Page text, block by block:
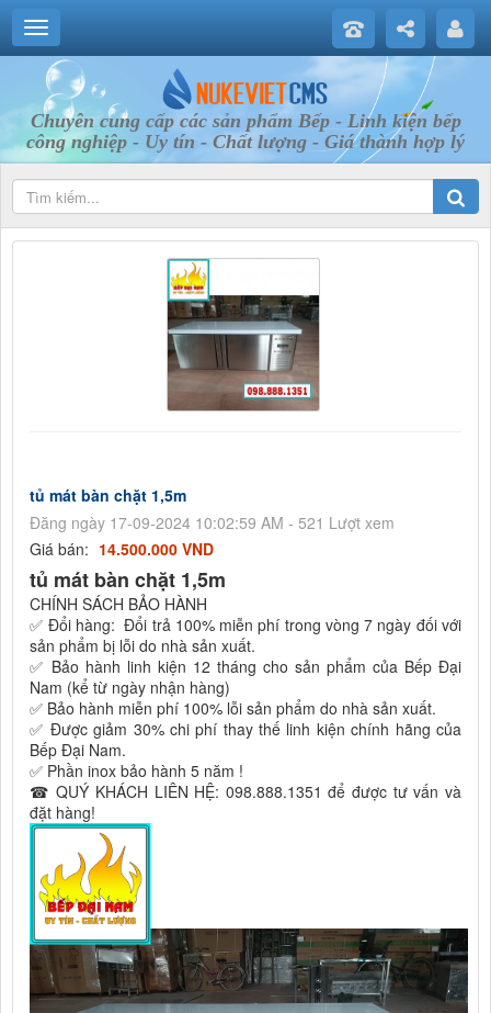
Chuyên cung cấp các sản phẩm Bếp - Linh kiện bếp
công nghiệp - Uy tín - Chất lượng - Giá thành hợp lý
tủ mát bàn chặt 1,5m
Đăng ngày 17-09-2024 10:02:59 AM - 521 Lượt xem
Giá bán: 14.500.000 VND
tủ mát bàn chặt 1,5m
CHÍNH SÁCH BẢO HÀNH
✅ Đổi hàng: Đổi trả 100% miễn phí trong vòng 7 ngày đối với
sản phẩm bị lỗi do nhà sản xuất.
✅ Bảo hành linh kiện 12 tháng cho sản phẩm của Bếp Đại
Nam (kể từ ngày nhận hàng)
✅ Bảo hành miễn phí 100% lỗi sản phẩm do nhà sản xuất.
✅ Được giảm 30% chi phí thay thế linh kiện chính hãng của
Bếp Đại Nam.
✅ Phần inox bảo hành 5 năm !
☎ QUÝ KHÁCH LIÊN HỆ: 098.888.1351 để được tư vấn và
đặt hàng!